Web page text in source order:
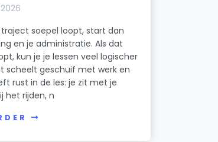
soepel loopt, start dan
en je administratie. Als dat
kun je je lessen veel logischer
scheelt geschuif met werk en
rust in de les: je zit met je
het rijden, n